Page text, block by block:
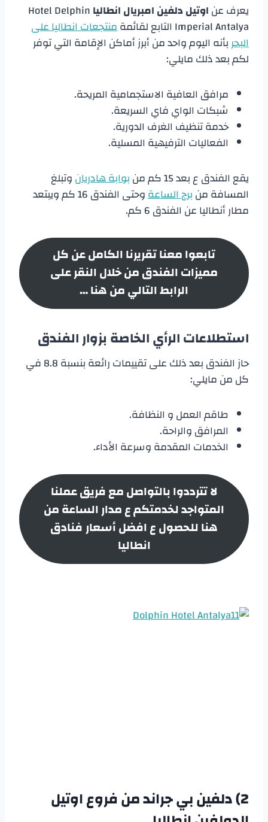
يعرف عناوتيل دلفين امبريال انطالياHotel Delphin
Imperial Antalya التابع لقائمة
منتجعات انطاليا على
البحربأنه اليوم واحد من أبرز أماكن الإقامة التي توفر
لكم بعد ذلك مايلي:
مرافق العافية الاستجمامية المريحة.
شبكات الواي فاي السريعة.
خدمة تنظيف الغرف الدورية.
الفعاليات الترفيهية المسلية.
يقع الفندق ع بعد 15 كم من
بوابة هادريانوتبلغ
المسافة منبرج الساعة
وحتى الفندق 16 كم ويبتعد
مطار أنطاليا عن الفندق 6 كم.
تابعوا معنا تقريرنا الكامل عن كل
مميزات الفندق من خلال النقر على
الرابط التالي من هنا …
استطلاعات الرأي الخاصة بزوار الفندق
حاز الفندق بعد ذلك على تقييمات رائعة بنسبة 8.8 في
كل من مايلي:
طاقم العمل و النظافة.
المرافق والراحة.
الخدمات المقدمة وسرعة الأداء.
لا تترددوا بالتواصل مع فريق عملنا
المتواجد لخدمتكم ع مدار الساعة من
هنا للحصول ع افضل أسعارفنادق
انطاليا
2) دلفين بي جراند من فروعاوتيل